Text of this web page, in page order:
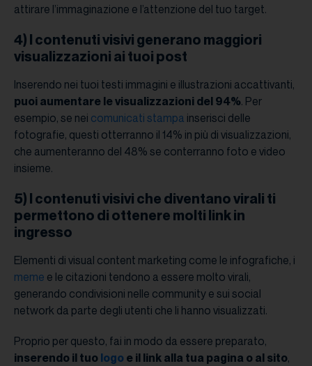
attirare l’immaginazione e l’attenzione del tuo target.
4) I contenuti visivi generano maggiori
visualizzazioni ai tuoi post
Inserendo nei tuoi testi immagini e illustrazioni accattivanti,
puoi aumentare le visualizzazioni del 94%. Per
esempio, se nei comunicati stampa inserisci delle
fotografie, questi otterranno il 14% in più di visualizzazioni,
che aumenteranno del 48% se conterranno foto e video
insieme.
5) I contenuti visivi che diventano virali ti
permettono di ottenere molti link in
ingresso
Elementi di visual content marketing come le infografiche, i
meme e le citazioni tendono a essere molto virali,
generando condivisioni nelle community e sui social
network da parte degli utenti che li hanno visualizzati.
Proprio per questo, fai in modo da essere preparato,
inserendo il tuo logo e il link alla tua pagina o al sito,